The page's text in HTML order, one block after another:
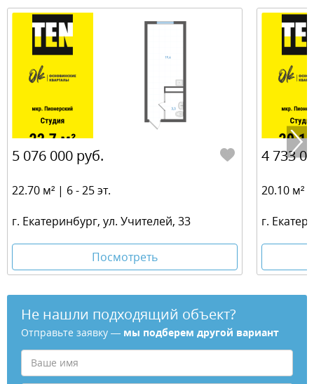
5 076 000 руб.
22.70 м² | 6 - 25 эт.
г. Екатеринбург, ул. Учителей, 33
Посмотреть
4 733
20.10 м²
г.
Не нашли подходящий объект?
Отправьте заявку — мы подберем другой вариант